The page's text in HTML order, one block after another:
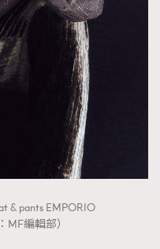
& pants EMPORIO
編輯部）